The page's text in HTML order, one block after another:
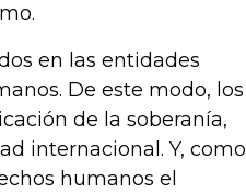
en las entidades
De este modo, los
de la soberanía,
internacional. Y, como
humanos el